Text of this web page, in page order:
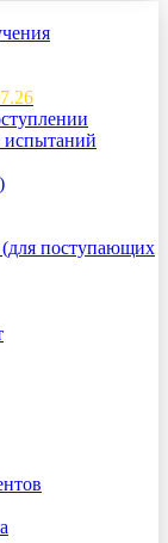
испытаний
поступающих